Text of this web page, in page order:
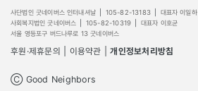
사단법인 굿네이버스 인터내셔날 105-82-13183
대표자 이일하
사회복지법인 굿네이버스
105-82-10319
대표자 이호균
서울 영등포구 버드나루로 13 굿네이버스
후원·제휴문의 이용약관 개인정보처리방침
Ⓒ Good Neighbors